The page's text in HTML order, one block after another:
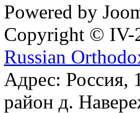
Powered by
Copyright © IV-
Russian
Адрес: Россия,
район д.